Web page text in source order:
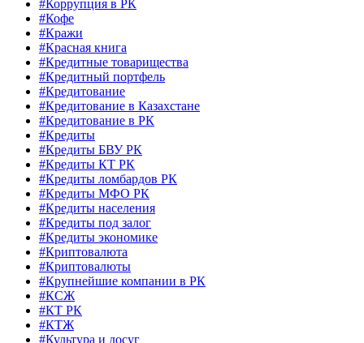
#Коррупция в РК
#Кофе
#Кражи
#Красная книга
#Кредитные товарищества
#Кредитный портфель
#Кредитование
#Кредитование в Казахстане
#Кредитование в РК
#Кредиты
#Кредиты БВУ РК
#Кредиты КТ РК
#Кредиты ломбардов РК
#Кредиты МФО РК
#Кредиты населения
#Кредиты под залог
#Кредиты экономике
#Криптовалюта
#Криптовалюты
#Крупнейшие компании в РК
#КСЖ
#КТ РК
#КТЖ
#Культура и досуг